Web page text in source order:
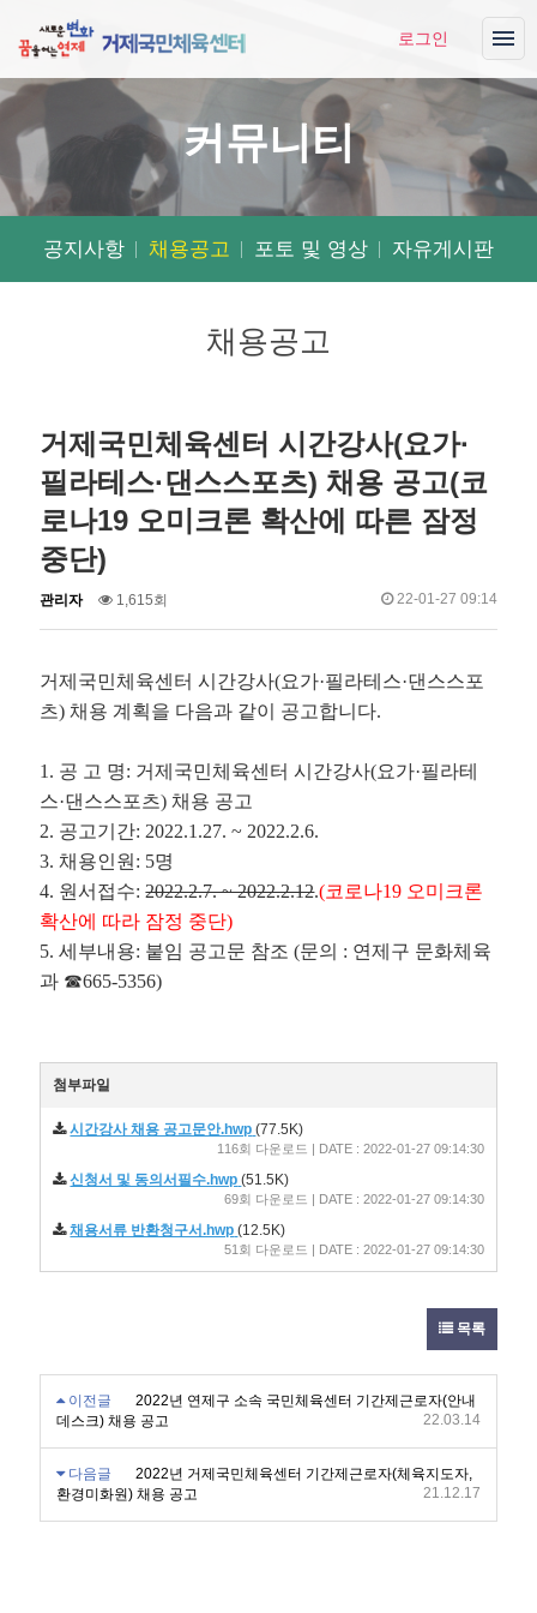
로그인
커뮤니티
공지사항 채용공고 포토 및 영상 자유게시판
채용공고
거제국민체육센터 시간강사(요가·
필라테스·댄스스포츠) 채용 공고(코
로나19 오미크론 확산에 따른 잠정
중단)
작
관리자
조 1,615회
작22-01-27 09:14
거제국민체육센터 시간강사(요가·필라테스·댄스스포
츠) 채용 계획을 다음과 같이 공고합니다.
1. 공 고 명: 거제국민체육센터 시간강사(요가·필라테
스·댄스스포츠) 채용 공고
2. 공고기간: 2022.1.27. ~ 2022.2.6.
3. 채용인원 : 5명
4. 원서접수:2022.2.7. ~ 2022.2.12.(코로나19 오미크론
확산에 따라 잠정 중단)
5.세부내용: 붙임 공고문 참조(문의 : 연제구 문화체육
과 ☎665-5356)
첨부파일
시간강사 채용 공고문안.hwp (77.5K)
116회 다운로드 | DATE : 2022-01-27 09:14:30
신청서 및 동의서필수.hwp (51.5K)
69회 다운로드 | DATE : 2022-01-27 09:14:30
채용서류 반환청구서.hwp (12.5K)
51회 다운로드 | DATE : 2022-01-27 09:14:30
목록
이전글
2022년 연제구 소속 국민체육센터 기간제근로자(안내
데스크) 채용 공고
22.03.14
다음글
2022년 거제국민체육센터 기간제근로자(체육지도자,
환경미화원) 채용 공고
21.12.17